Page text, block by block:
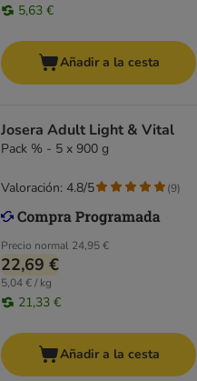
5,63 €
Añadir a la cesta
Josera Adult Light & Vital
Pack % - 5 x 900 g
Precio normal 24,95 €
22,69 €
5,04 € / kg
21,33 €
Valoración: 4.8/5 (9)
Añadir a la cesta